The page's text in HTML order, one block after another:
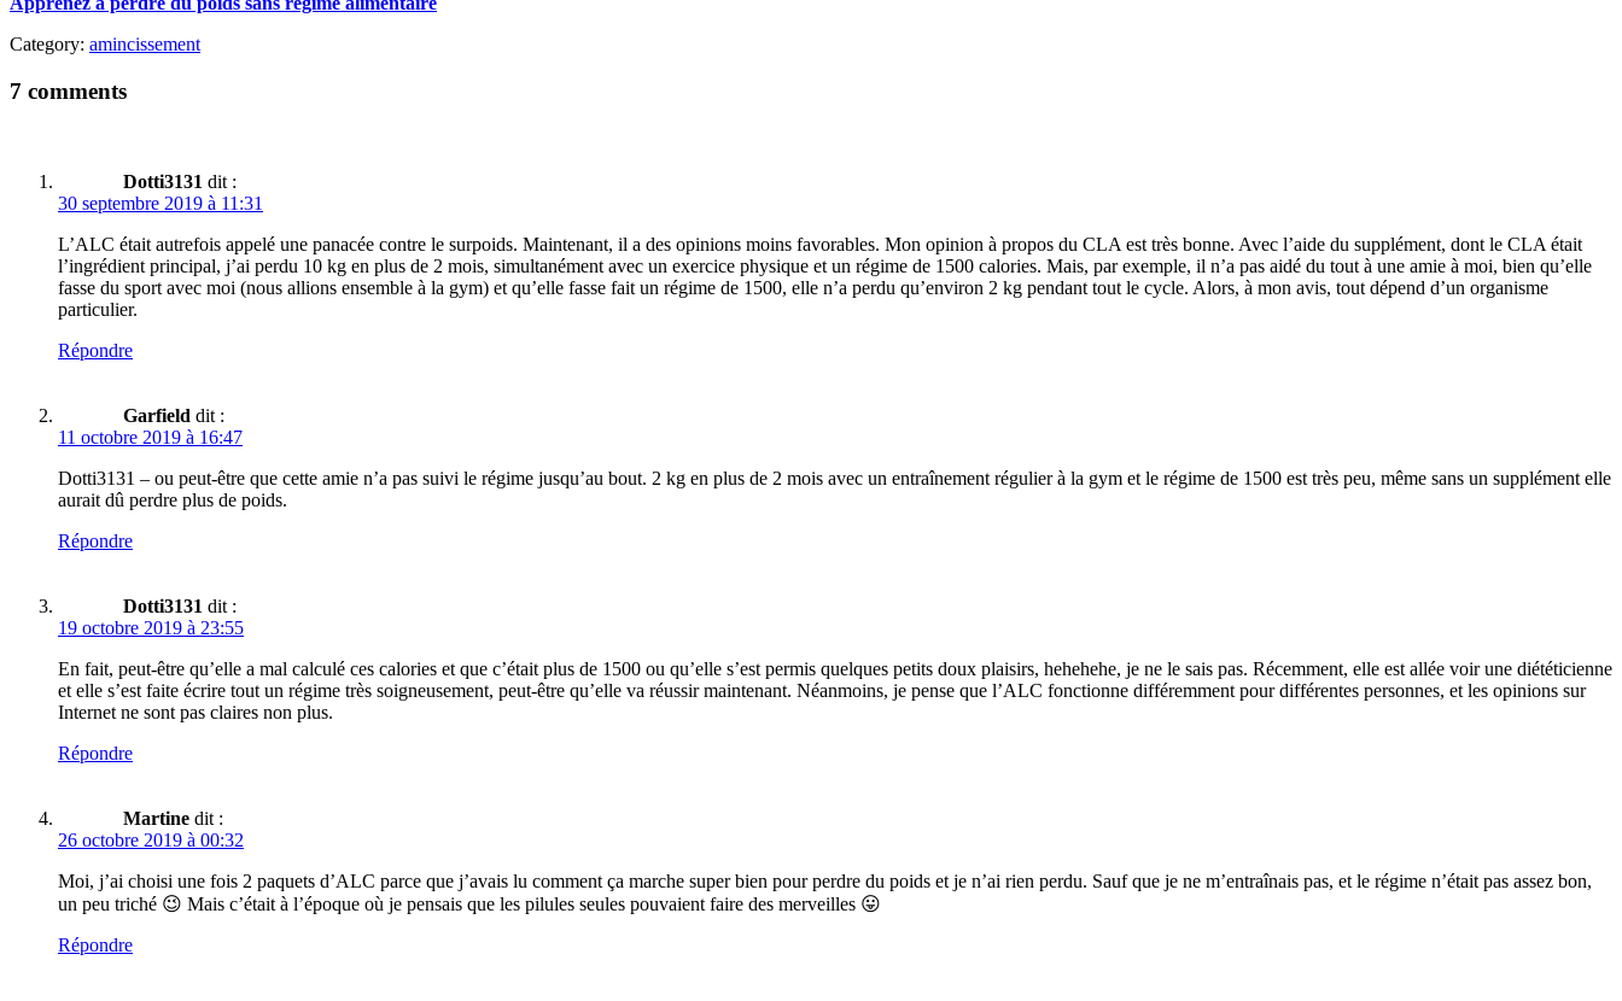
Category: amincissement
7 comments
Dotti3131 dit :
30 septembre 2019 à 11:31
L’ALC était autrefois appelé une panacée contre le surpoids. Maintenant, il a des opinions moins favorables. Mon opinion à propos du CLA est très bonne. Avec l’aide du supplément, dont le CLA était
l’ingrédient principal, j’ai perdu 10 kg en plus de 2 mois, simultanément avec un exercice physique et un régime de 1500 calories. Mais, par exemple, il n’a pas aidé du tout à une amie à moi, bien qu’elle
fasse du sport avec moi (nous allions ensemble à la gym) et qu’elle fasse fait un régime de 1500, elle n’a perdu qu’environ 2 kg pendant tout le cycle. Alors, à mon avis, tout dépend d’un organisme
particulier.
Répondre
Garfield dit :
11 octobre 2019 à 16:47
Dotti3131 – ou peut-être que cette amie n’a pas suivi le régime jusqu’au bout. 2 kg en plus de 2 mois avec un entraînement régulier à la gym et le régime de 1500 est très peu, même sans un supplément elle
aurait dû perdre plus de poids.
Répondre
Dotti3131 dit :
19 octobre 2019 à 23:55
En fait, peut-être qu’elle a mal calculé ces calories et que c’était plus de 1500 ou qu’elle s’est permis quelques petits doux plaisirs, hehehehe, je ne le sais pas. Récemment, elle est allée voir une diététicienne
et elle s’est faite écrire tout un régime très soigneusement, peut-être qu’elle va réussir maintenant. Néanmoins, je pense que l’ALC fonctionne différemment pour différentes personnes, et les opinions sur
Internet ne sont pas claires non plus.
Répondre
Martine dit :
26 octobre 2019 à 00:32
Moi, j’ai choisi une fois 2 paquets d’ALC parce que j’avais lu comment ça marche super bien pour perdre du poids et je n’ai rien perdu. Sauf que je ne m’entraînais pas, et le régime n’était pas assez bon,
un peu triché 😉 Mais c’était à l’époque où je pensais que les pilules seules pouvaient faire des merveilles 😛
Répondre